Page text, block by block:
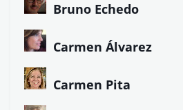
Bruno Echedo
Carmen Álvarez
Carmen Pita